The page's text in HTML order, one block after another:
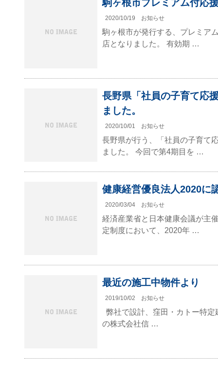
駒ヶ根市プレミアム付応
2020/10/19 お知らせ
駒ヶ根市が発行する、プレミア
店となりました。 有効期 …
長野県「社員の子育て応
ました。
2020/10/01 お知らせ
長野県が行う、「社員の子育て
ました。 今回で第4期目を …
健康経営優良法人2020に
2020/03/04 お知らせ
経済産業省と日本健康会議が主
定制度において、2020年 …
最近の施工中物件より
2019/10/02 お知らせ
弊社で設計、窪田・カトー特
の株式会社信 …